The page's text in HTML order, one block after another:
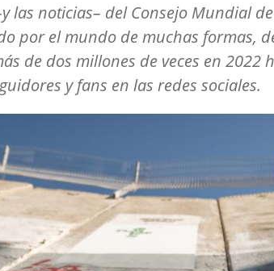
las noticias– del Consejo Mundial
por el mundo de muchas formas,
de dos millones de veces en 2022
y fans en las redes sociales.